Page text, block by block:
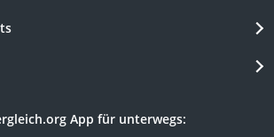
App für unterwegs: